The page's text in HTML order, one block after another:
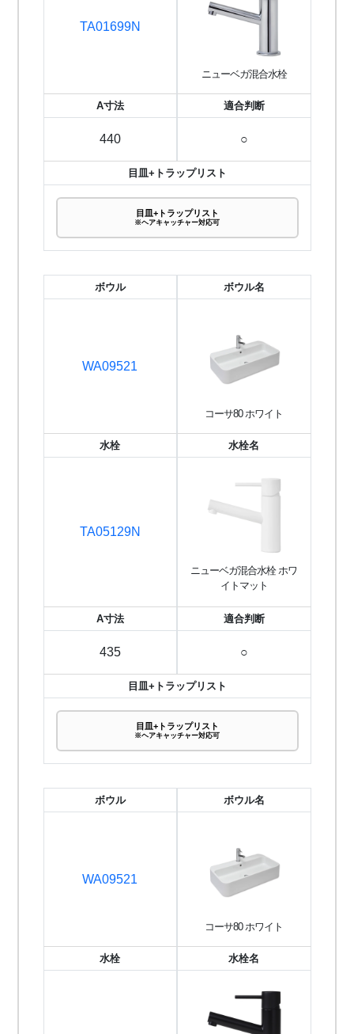
TA01699N
ニューベガ混合水栓
A寸法
440
適合判断
○
目皿+トラップリスト
目皿+トラップリスト
※ヘアキャッチャー対応可
ボウル
WA09521
ボウル名
コーサ80 ホワイト
水栓
TA05129N
水栓名
ニューベガ混合水栓 ホワ
イトマット
A寸法
435
適合判断
○
目皿+トラップリスト
目皿+トラップリスト
※ヘアキャッチャー対応可
ボウル
WA09521
ボウル名
コーサ80 ホワイト
水栓 水栓名